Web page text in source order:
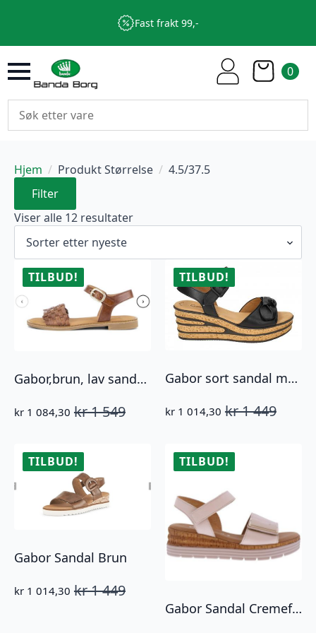
Fast frakt 99,-
0
Hjem Produkt Størrelse
4.5/37.5
Filter
Viser alle 12 resultaterSortert
TILBUD!
Gabor,brun, lav sandal med gullspenne
kr1 549
Opprinnelig
kr 1
549.
kr 1 084,30
Nåværende
kr 1
084,30.
TILBUD!
Gabor sort sandal med sløyfe
kr1 449
Opprinnelig
kr 1
449.
kr 1 014,30
Nåværende
kr 1
014,30.
TILBUD!
Gabor Sandal Brun
kr1 449
Opprinnelig
kr 1 014,30
Nåværende
TILBUD!
Gabor Sandal Cremefarget m/gull